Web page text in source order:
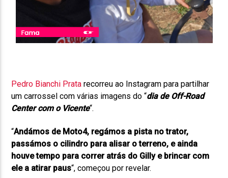
Pedro Bianchi Prata recorreu ao Instagram para partilhar
um carrossel com várias imagens do “dia de Off-Road
Center com o Vicente“.
“Andámos de Moto4, regámos a pista no trator,
passámos o cilindro para alisar o terreno, e ainda
houve tempo para correr atrás do Gilly e brincar com
ele a atirar paus“, começou por revelar.